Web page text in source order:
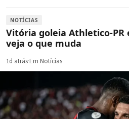
NOTÍCIAS
Vitória goleia Athletico-PR
veja o que muda
1d atrás·Em Notícias